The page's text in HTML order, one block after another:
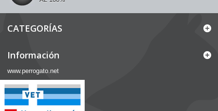
CATEGORÍAS
Información
www.perrogato.net